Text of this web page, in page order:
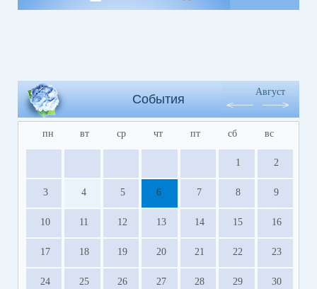
События
Август
пн вт ср чт пт сб вс
1 2
3 4 5 6 7 8 9
10 11 12 13 14 15 16
17 18 19 20 21 22 23
24 25 26 27 28 29 30